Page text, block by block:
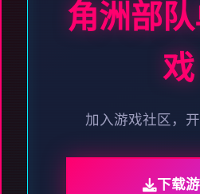
角洲部
戏
加入游戏社区，
下载